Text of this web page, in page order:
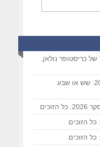
כריסטופר נולאן,
דוקאביב 2026: שש או שבע
כל הזוכים